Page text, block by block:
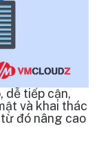
dễ tiếp cận,
và khai thác
đó nâng cao